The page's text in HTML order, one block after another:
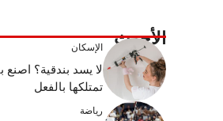
الأحدث الإسكان
لا يسد بندقية؟ اصنع
تمتلكها بالفعل
رياضة